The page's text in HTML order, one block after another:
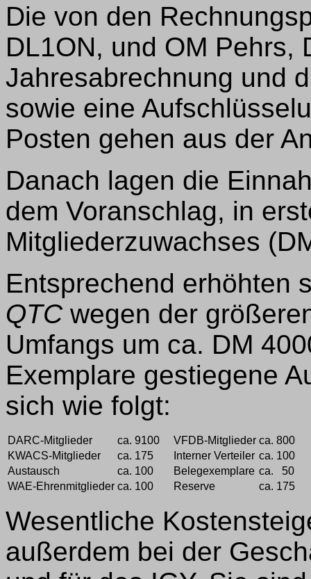
Die von den
DL1ON, und OM Pehrs,
Jahresabrechnung und
sowie eine
Posten gehen aus der
Danach lagen die
dem Voranschlag, in
Mitgliederzuwachses
Entsprechend erhöhten
QTCwegen der
Umfangs um ca. DM
Exemplare gestiegene
sich wie folgt:
DARC-Mitglieder ca. 9100 VFDB-Mitglieder ca. 800
KWACS-Mitglieder
ca. 175 Interner Verteiler ca. 100
Austausch
ca. 100 Belegexemplare ca. 50
WAE-Ehrenmitglieder ca. 100 Reserve ca. 175
Wesentliche
außerdem bei der